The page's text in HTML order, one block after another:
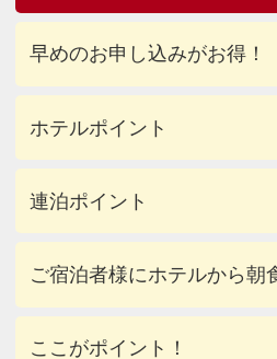
早めのお申し込みがお得！
ホテルポイント
連泊ポイント
ご宿泊者様にホテルから朝
ここがポイント！